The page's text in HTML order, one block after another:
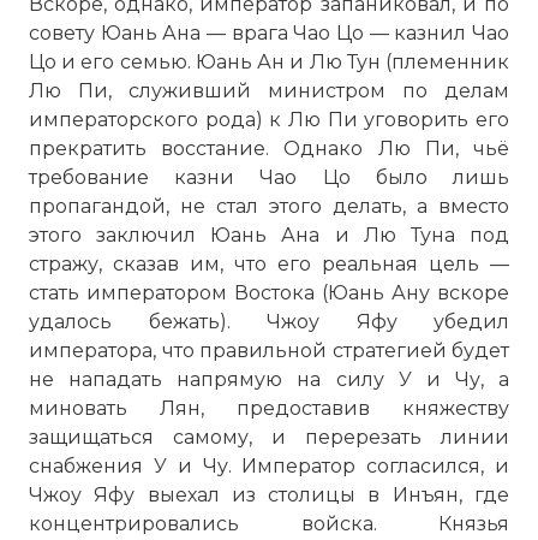
совету Юань Ана — врага Чао Цо — казнил Чао
Цо и его семью. Юань Ан и Лю Тун (племенник
Лю Пи, служивший министром по делам
императорского рода) к Лю Пи уговорить его
прекратить восстание. Однако Лю Пи, чьё
требование казни Чао Цо было лишь
пропагандой, не стал этого делать, а вместо
этого заключил Юань Ана и Лю Туна под
стражу, сказав им, что его реальная цель —
стать императором Востока (Юань Ану вскоре
удалось бежать). Чжоу Яфу убедил
императора, что правильной стратегией будет
не нападать напрямую на силу У и Чу, а
миновать Лян, предоставив княжеству
защищаться самому, и перерезать линии
снабжения У и Чу. Император согласился, и
Чжоу Яфу выехал из столицы в Инъян, где
концентрировались войска. Князья